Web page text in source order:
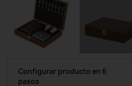
Configurar producto en 6
pasos